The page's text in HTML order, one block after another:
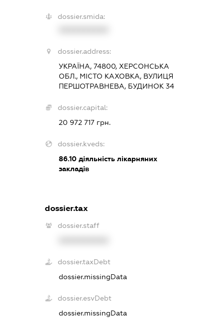
dossier.smida:
dossier.address:
УКРАЇНА, 74800, ХЕРСОНСЬКА
ОБЛ., МІСТО КАХОВКА, ВУЛИЦЯ
ПЕРШОТРАВНЕВА, БУДИНОК 34
dossier.capital:
20 972 717 грн.
dossier.kveds:
86.10діяльність лікарняних
закладів
dossier.tax
dossier.staff
dossier.taxDebt
dossier.missingData
dossier.esvDebt
dossier.missingData